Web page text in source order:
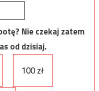
Nie czekaj zatem
od dzisiaj.
100 zł